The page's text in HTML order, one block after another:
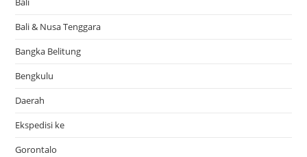
Bali & Nusa Tenggara
Bangka Belitung
Bengkulu
Daerah
Ekspedisi ke
Gorontalo